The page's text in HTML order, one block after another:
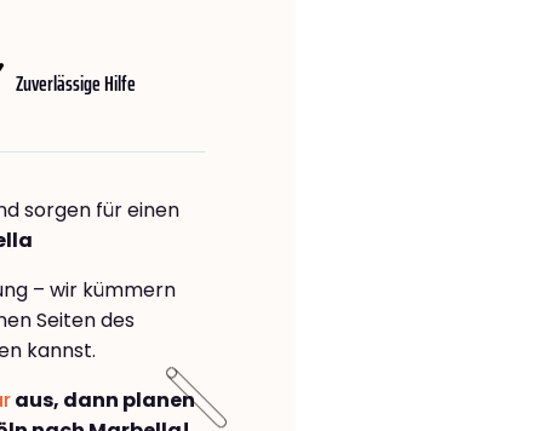
Zuverlässige Hilfe
sorgen für einen
– wir kümmern
Seiten des
kannst.
aus, dann planen